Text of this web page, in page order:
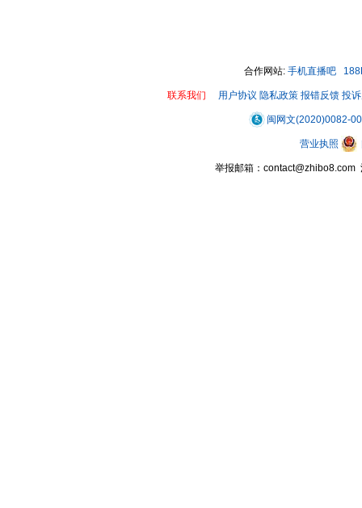
合作网站: 手机直播吧
联系我们 用户协议 隐私政策 报错反馈 投
闽网文(2020)0082-
营业执照
举报邮箱：